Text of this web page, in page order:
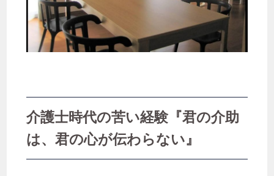
介護士時代の苦い経験『君の介助
は、君の心が伝わらない』